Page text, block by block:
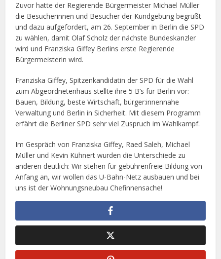
Zuvor hatte der Regierende Bürgermeister Michael Müller
die Besucherinnen und Besucher der Kundgebung begrüßt
und dazu aufgefordert, am 26. September in Berlin die SPD
zu wählen, damit Olaf Scholz der nächste Bundeskanzler
wird und Franziska Giffey Berlins erste Regierende
Bürgermeisterin wird.
Franziska Giffey, Spitzenkandidatin der SPD für die Wahl
zum Abgeordnetenhaus stellte ihre 5 B’s für Berlin vor:
Bauen, Bildung, beste Wirtschaft, bürger:innennahe
Verwaltung und Berlin in Sicherheit. Mit diesem Programm
erfährt die Berliner SPD sehr viel Zuspruch im Wahlkampf.
Im Gespräch von Franziska Giffey, Raed Saleh, Michael
Müller und Kevin Kühnert wurden die Unterschiede zu
anderen deutlich: Wir stehen für gebührenfreie Bildung von
Anfang an, wir wollen das U-Bahn-Netz ausbauen und bei
uns ist der Wohnungsneubau Chefinnensache!